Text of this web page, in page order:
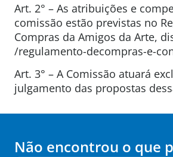
Art. 2° – As atribuições e
comissão estão previstas no
Compras da Amigos da Arte,
/regulamento-decompras-e-
Art. 3° – A Comissão atuará
julgamento das propostas
Não encontrou o que